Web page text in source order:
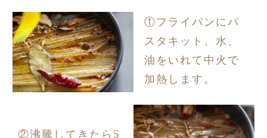
①フライパンにパ
スタキット、水、
油をいれて中火で
加熱します。
②沸騰してきたら5